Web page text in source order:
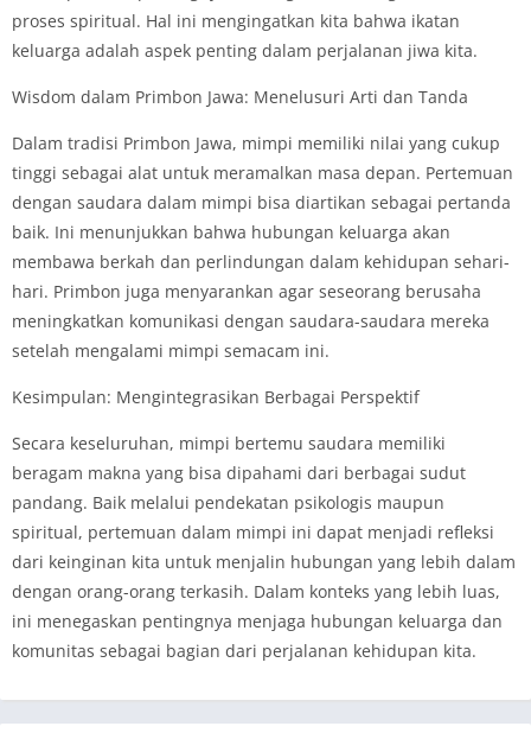
proses spiritual. Hal ini mengingatkan kita bahwa ikatan
keluarga adalah aspek penting dalam perjalanan jiwa kita.
Wisdom dalam Primbon Jawa: Menelusuri Arti dan Tanda
Dalam tradisi Primbon Jawa, mimpi memiliki nilai yang cukup
tinggi sebagai alat untuk meramalkan masa depan. Pertemuan
dengan saudara dalam mimpi bisa diartikan sebagai pertanda
baik. Ini menunjukkan bahwa hubungan keluarga akan
membawa berkah dan perlindungan dalam kehidupan sehari-
hari. Primbon juga menyarankan agar seseorang berusaha
meningkatkan komunikasi dengan saudara-saudara mereka
setelah mengalami mimpi semacam ini.
Kesimpulan: Mengintegrasikan Berbagai Perspektif
Secara keseluruhan, mimpi bertemu saudara memiliki
beragam makna yang bisa dipahami dari berbagai sudut
pandang. Baik melalui pendekatan psikologis maupun
spiritual, pertemuan dalam mimpi ini dapat menjadi refleksi
dari keinginan kita untuk menjalin hubungan yang lebih dalam
dengan orang-orang terkasih. Dalam konteks yang lebih luas,
ini menegaskan pentingnya menjaga hubungan keluarga dan
komunitas sebagai bagian dari perjalanan kehidupan kita.